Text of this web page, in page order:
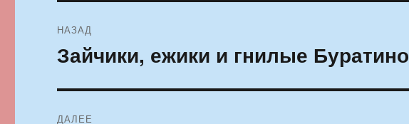
по
НАЗАД
Предыдущая
Зайчики, ежики и гнилые Буратино
ДАЛЕЕ